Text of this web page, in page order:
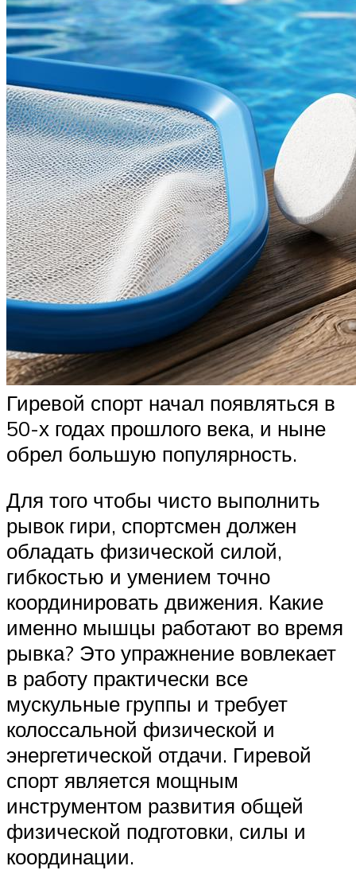
Гиревой спорт начал появляться в
50-х годах прошлого века, и ныне
обрел большую популярность.
Для того чтобы чисто выполнить
рывок гири, спортсмен должен
обладать физической силой,
гибкостью и умением точно
координировать движения. Какие
именно мышцы работают во время
рывка? Это упражнение вовлекает
в работу практически все
мускульные группы и требует
колоссальной физической и
энергетической отдачи. Гиревой
спорт является мощным
инструментом развития общей
физической подготовки, силы и
координации.